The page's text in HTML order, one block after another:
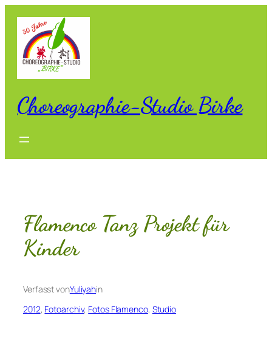
Inhalt
springen
Choreographie-Studio Birke
Flamenco Tanz Projekt für
Kinder
Verfasst vonYuliyahin
2012, Fotoarchiv, Fotos Flamenco, Studio